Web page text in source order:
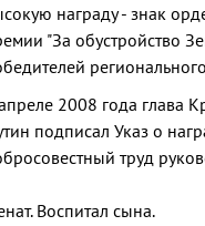
награду - знак
"За обустройство
2008 года глава
подписал Указ о
труд
Воспитал сына.